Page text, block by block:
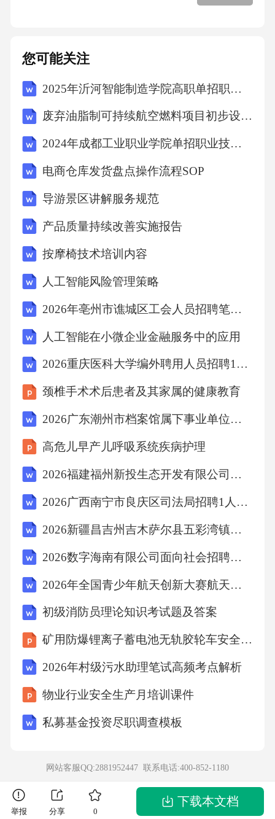
您可能关注
2025年沂河智能制造学院高职单招职业技能考试题库附完整答案详解【名校卷】
废弃油脂制可持续航空燃料项目初步设计（参考范文）
2024年成都工业职业学院单招职业技能考试题库【考点梳理】附答案详解
电商仓库发货盘点操作流程SOP
导游景区讲解服务规范
产品质量持续改善实施报告
按摩椅技术培训内容
人工智能风险管理策略
2026年亳州市谯城区工会人员招聘笔试参考题库及答案详解
人工智能在小微企业金融服务中的应用
2026重庆医科大学编外聘用人员招聘10人（第10轮）考试参考题库及答案详解
颈椎手术术后患者及其家属的健康教育
2026广东潮州市档案馆属下事业单位招聘2人考试参考题库及答案详解
高危儿早产儿呼吸系统疾病护理
2026福建福州新投生态开发有限公司年招聘4人考试模拟试题及答案详解
2026广西南宁市良庆区司法局招聘1人考试参考题库及答案详解
2026新疆昌吉州吉木萨尔县五彩湾镇卫生院招聘8人考试参考题库及答案详解
2026数字海南有限公司面向社会招聘考试模拟试题及答案详解
2026年全国青少年航天创新大赛航天知识竞赛试题及答案
初级消防员理论知识考试题及答案
矿用防爆锂离子蓄电池无轨胶轮车安全技术要求培训
2026年村级污水助理笔试高频考点解析
物业行业安全生产月培训课件
私募基金投资尽职调查模板
网站客服QQ:2881952447 联系电话:400-852-1180
举报 分享 0
下载本文档